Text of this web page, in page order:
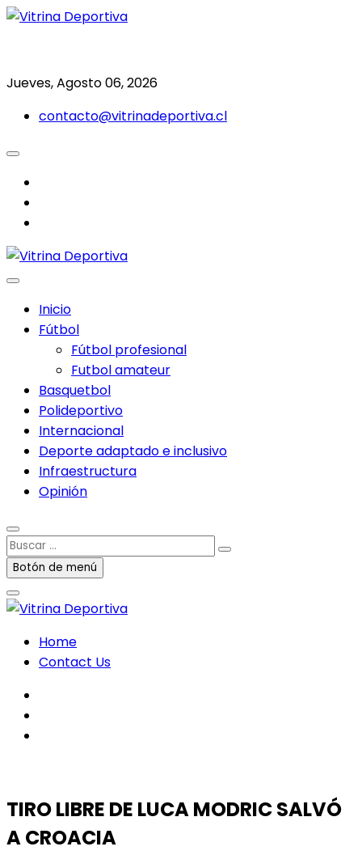
Saltar
Jueves, Agosto 06, 2026
contacto@vitrinadeportiva.cl
Inicio
Fútbol
Fútbol profesional
Futbol amateur
Basquetbol
Polideportivo
Internacional
Deporte adaptado e inclusivo
Infraestructura
Opinión
Buscar
…Botón de menú
Home
Contact Us
TIRO LIBRE DE LUCA MODRIC SALVÓ
A CROACIA